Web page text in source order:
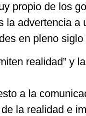
propio de los
la advertencia a
en pleno siglo
realidad” y
a la
la realidad e